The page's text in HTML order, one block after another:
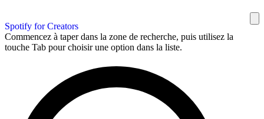
Spotify for Creators
Commencez à taper dans la zone de recherche, puis utilisez la
touche Tab pour choisir une option dans la liste.